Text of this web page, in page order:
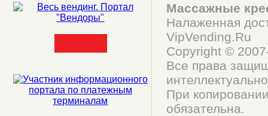
Массажные
Налаженная
VipVending.Ru
Copyright ©
Все права
При
обязательна.